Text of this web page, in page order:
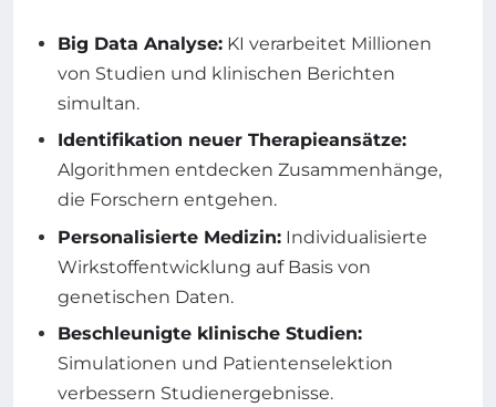
Big Data Analyse: KI verarbeitet Millionen
von Studien und klinischen Berichten
simultan.
Identifikation neuer Therapieansätze:
Algorithmen entdecken Zusammenhänge,
die Forschern entgehen.
Personalisierte Medizin: Individualisierte
Wirkstoffentwicklung auf Basis von
genetischen Daten.
Beschleunigte klinische Studien:
Simulationen und Patientenselektion
verbessern Studienergebnisse.